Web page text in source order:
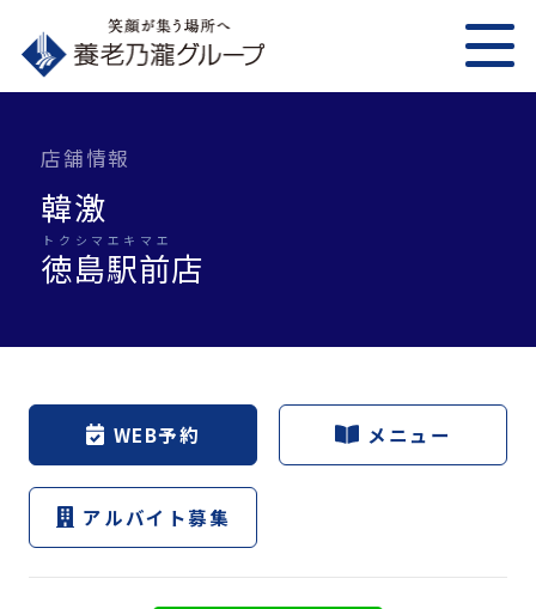
店舗情報
韓激
徳島駅前
トクシマエキマエ
店
WEB予約 メニュー
アルバイト募集